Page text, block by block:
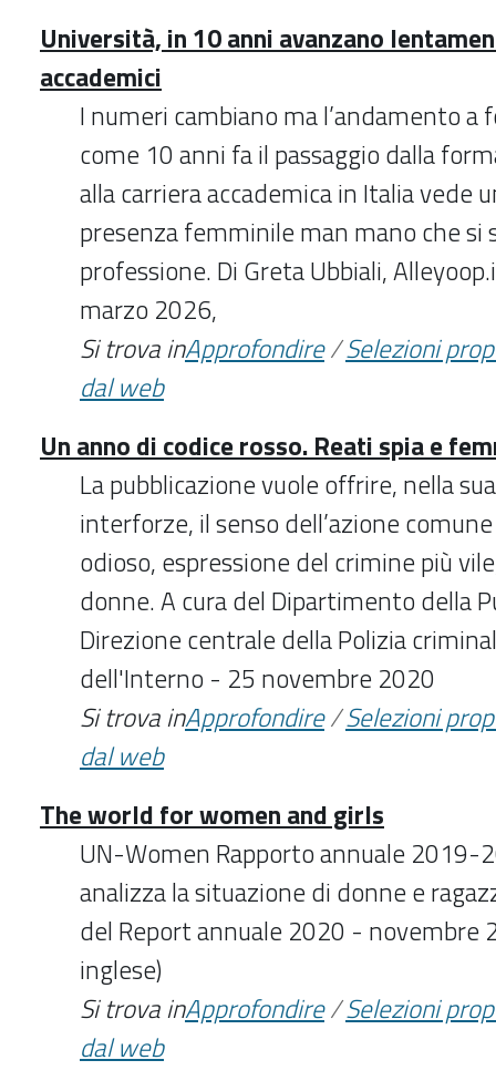
Università, in 10 anni avanzano
accademici
I numeri cambiano ma l’andamento a
come 10 anni fa il passaggio dalla
alla carriera accademica in Italia vede
presenza femminile man mano che si
professione. Di Greta Ubbiali,
marzo 2026,
Si trova inApprofondire/Selezioni
dal web
Un anno di codice rosso. Reati spia e
La pubblicazione vuole offrire, nella
interforze, il senso dell’azione
odioso, espressione del crimine più
donne. A cura del Dipartimento della
Direzione centrale della Polizia
dell'Interno - 25 novembre 2020
Si trova inApprofondire/Selezioni
dal web
The world for women and girls
UN-Women Rapporto annuale 2019-
analizza la situazione di donne e
del Report annuale 2020 - novembre
inglese)
Si trova inApprofondire/Selezioni
dal web